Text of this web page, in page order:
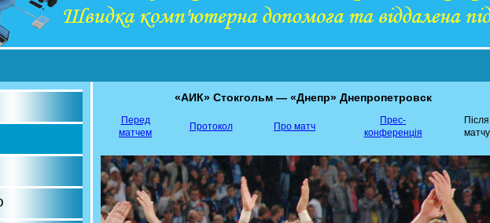
«АИК» Стокгольм — «Днепр» Днепропетровск
Перед
матчем
Протокол Про матч
Прес-
конференція
Після
матчу